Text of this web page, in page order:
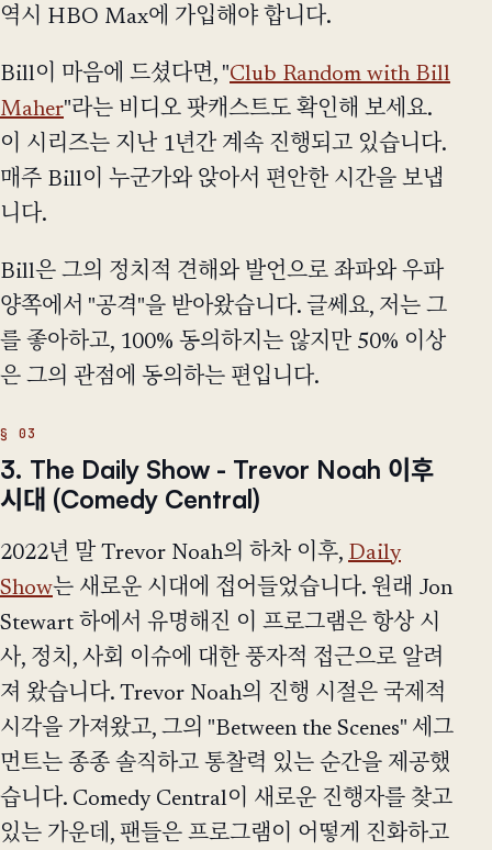
역시 HBO Max에 가입해야 합니다.
Bill이 마음에 드셨다면, "Club Random with Bill
Maher"라는 비디오 팟캐스트도 확인해 보세요.
이 시리즈는 지난 1년간 계속 진행되고 있습니다.
매주 Bill이 누군가와 앉아서 편안한 시간을 보냅
니다.
Bill은 그의 정치적 견해와 발언으로 좌파와 우파
양쪽에서 "공격"을 받아왔습니다. 글쎄요, 저는 그
를 좋아하고, 100% 동의하지는 않지만 50% 이상
은 그의 관점에 동의하는 편입니다.
3. The Daily Show - Trevor Noah 이후
시대 (Comedy Central)
2022년 말 Trevor Noah의 하차 이후, Daily
Show는 새로운 시대에 접어들었습니다. 원래 Jon
Stewart 하에서 유명해진 이 프로그램은 항상 시
사, 정치, 사회 이슈에 대한 풍자적 접근으로 알려
져 왔습니다. Trevor Noah의 진행 시절은 국제적
시각을 가져왔고, 그의 "Between the Scenes" 세그
먼트는 종종 솔직하고 통찰력 있는 순간을 제공했
습니다. Comedy Central이 새로운 진행자를 찾고
있는 가운데, 팬들은 프로그램이 어떻게 진화하고